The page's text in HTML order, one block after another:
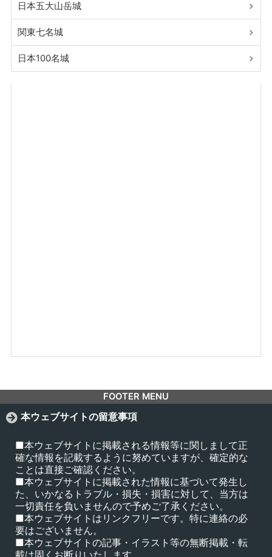
日本五大山岳城
関東七名城
日本100名城
FOOTER MENU
本ウェブサイトの留意事項
■本ウェブサイトに掲載される情報等に関しまして正
確な情報を記載するように努めていますが、確定的な
ことは直接ご確認ください。
■本ウェブサイトに掲載された情報に基づいて発生し
た、いかなるトラブル・損失・損害に対して、当方は
一切責任を負いませんので予めご了承ください。
■本ウェブサイトはリンクフリーです。特に連絡の必
要はございません。
■本ウェブサイトの記事・イラスト等の無断掲載・転
載は固くお断りいたします。